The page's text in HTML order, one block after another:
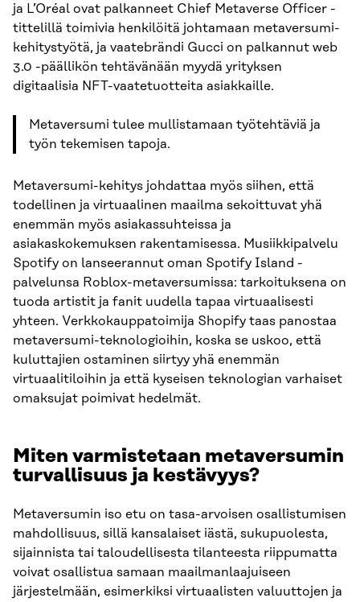
ja L’Oréal ovat palkanneet Chief Metaverse Officer -
tittelillä toimivia henkilöitä johtamaan metaversumi-
kehitystyötä, ja vaatebrändi Gucci on palkannut web
3.0 -päällikön tehtävänään myydä yrityksen
digitaalisia NFT-vaatetuotteita asiakkaille.
Metaversumi tulee mullistamaan työtehtäviä ja
työn tekemisen tapoja.
Metaversumi-kehitys johdattaa myös siihen, että
todellinen ja virtuaalinen maailma sekoittuvat yhä
enemmän myös asiakassuhteissa ja
asiakaskokemuksen rakentamisessa. Musiikkipalvelu
Spotify on lanseerannut oman Spotify Island -
palvelunsa Roblox-metaversumissa: tarkoituksena on
tuoda artistit ja fanit uudella tapaa virtuaalisesti
yhteen. Verkkokauppatoimija Shopify taas panostaa
metaversumi-teknologioihin, koska se uskoo, että
kuluttajien ostaminen siirtyy yhä enemmän
virtuaalitiloihin ja että kyseisen teknologian varhaiset
omaksujat poimivat hedelmät.
Miten varmistetaan metaversumin
turvallisuus ja kestävyys?
Metaversumin iso etu on tasa-arvoisen osallistumisen
mahdollisuus, sillä kansalaiset iästä, sukupuolesta,
sijainnista tai taloudellisesta tilanteesta riippumatta
voivat osallistua samaan maailmanlaajuiseen
järjestelmään, esimerkiksi virtuaalisten valuuttojen ja